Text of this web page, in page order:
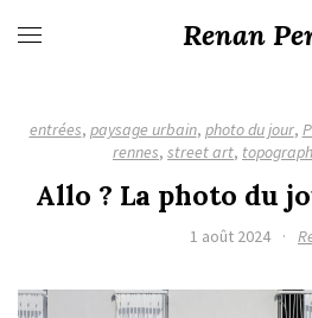
Renan
entrées, paysage urbain, photo du jour,
rennes, street art,
Allo ? La photo du
1 août 2024 ·